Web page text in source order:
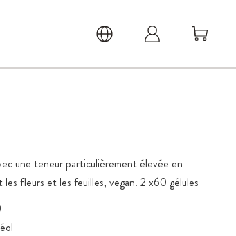
une teneur particulièrement élevée en
fleurs et les feuilles, vegan. 2 x60 gélules